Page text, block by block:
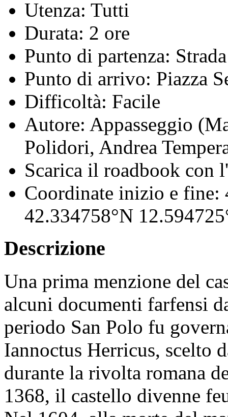
Utenza: Tutti
Durata: 2 ore
Punto di partenza:
Punto di arrivo: Piazza
Difficoltà: Facile
Autore: Appasseggio
Polidori, Andrea
Scarica il roadbook con
Coordinate inizio e fine:
42.334758°N
Descrizione
Una prima menzione del
alcuni documenti farfensi
periodo San Polo fu
Iannoctus Herricus, scelto
durante la rivolta romana
1368, il castello divenne